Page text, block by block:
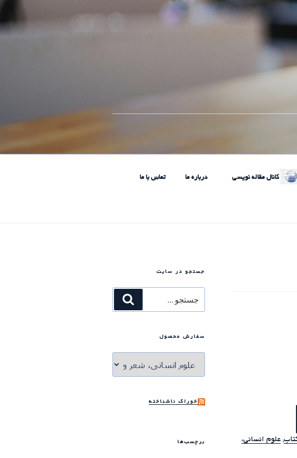
کانال مقاله نویسی درباره ما تماس با ما
, علوم انسانی،
جستجو در سایت
برای
سفارش محصول
خوراک ناشناخته
برچسب‌ها